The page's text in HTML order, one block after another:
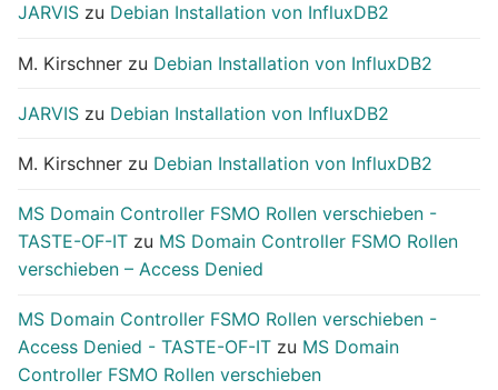
JARVIS zu Debian Installation von InfluxDB2
M. Kirschner zu Debian Installation von InfluxDB2
JARVIS zu Debian Installation von InfluxDB2
M. Kirschner zu Debian Installation von InfluxDB2
MS Domain Controller FSMO Rollen verschieben -
TASTE-OF-IT zu MS Domain Controller FSMO Rollen
verschieben – Access Denied
MS Domain Controller FSMO Rollen verschieben -
Access Denied - TASTE-OF-IT zu MS Domain
Controller FSMO Rollen verschieben